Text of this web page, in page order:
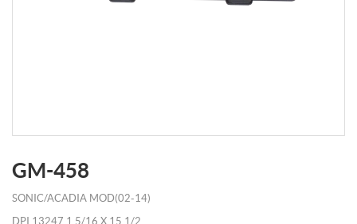
GM-458
SONIC/ACADIA MOD(02-14)
DPI 13247 1 5/16 X 15 1/2